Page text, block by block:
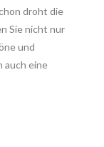
droht die
Sie nicht nur
und
auch eine